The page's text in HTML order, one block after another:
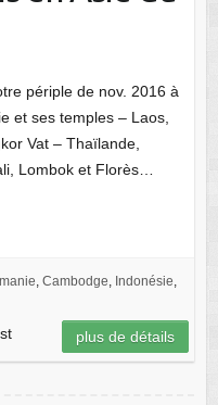
périple de nov. 2016 à
et ses temples – Laos,
Vat – Thaïlande,
Lombok et Florès…
, Cambodge, Indonésie,
plus de détails